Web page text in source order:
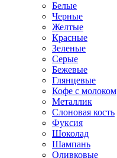
Белые
Черные
Желтые
Красные
Зеленые
Серые
Бежевые
Глянцевые
Кофе с молоком
Металлик
Слоновая кость
Фуксия
Шоколад
Шампань
Оливковые